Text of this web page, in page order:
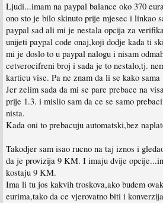
Ljudi...imam na paypal balance oko 370
ono sto je bilo skinuto prije mjesec i linkao
paypal sad ali mi je nestala opcija za
unijeti paypal code onaj,koji dodje kada ti
mi je doslo to u paypal nalogu i nisam
cetverocifreni broj i sada je to nestalo,tj.
karticu vise. Pa ne znam da li se kako
Jer zelim sada da mi se pare prebace na
prije 1.3. i mislio sam da ce se samo
nista.
Kada oni to prebacuju automatski,bez
Takodjer sam isao rucno na taj iznos i
da je provizija 9 KM. I imaju dvije
kostaju 9 KM.
Ima li tu jos kakvih troskova,ako budem
eurima,tako da ce vjerovatno biti i